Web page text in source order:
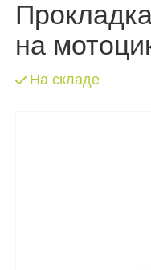
на
На складе